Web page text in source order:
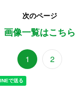
次のページ
画像一覧はこちら
1 2